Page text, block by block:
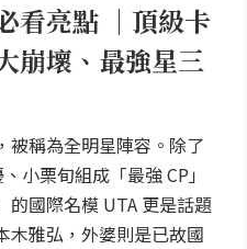
看亮點 ｜頂級卡
崩壞、最強星三
被稱為全明星陣容。除了
小栗旬組成「最強 CP」
的國際名模 UTA 更是話題
木雅弘，外婆則是已故國